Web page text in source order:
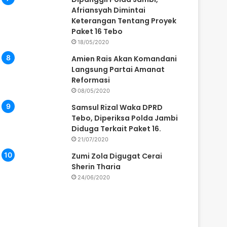
Afriansyah Dimintai
Keterangan Tentang Proyek
Paket 16 Tebo
18/05/2020
Amien Rais Akan Komandani
Langsung Partai Amanat
Reformasi
08/05/2020
Samsul Rizal Waka DPRD
Tebo, Diperiksa Polda Jambi
Diduga Terkait Paket 16.
21/07/2020
Zumi Zola Digugat Cerai
Sherin Tharia
24/06/2020